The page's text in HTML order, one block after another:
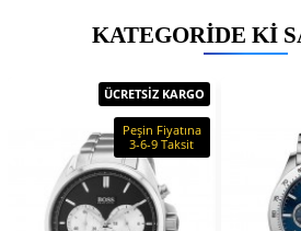
KATEGORIDE KI
ÜCRETSİZ KARGO
Peşin Fiyatına
3-6-9 Taksit